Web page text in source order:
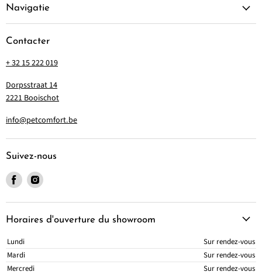
Navigatie
Contacter
+ 32 15 222 019
Dorpsstraat 14
2221 Booischot
info@petcomfort.be
Suivez-nous
Trouvez-nous sur Facebook
Trouvez-nous sur Instagram
Horaires d'ouverture du showroom
Lundi
Sur rendez-vous
Mardi
Sur rendez-vous
Mercredi
Sur rendez-vous